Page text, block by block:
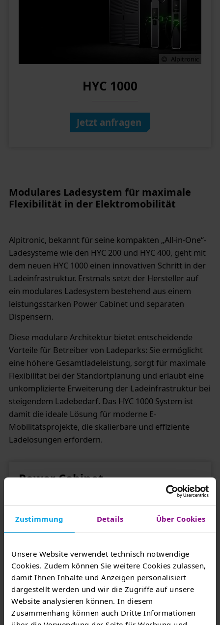
Zustimmung Details Über Cookies
Unsere Website verwendet technisch notwendige
Cookies. Zudem können Sie weitere Cookies zulassen,
damit Ihnen Inhalte und Anzeigen personalisiert
dargestellt werden und wir die Zugriffe auf unsere
Website analysieren können. In diesem
Zusammenhang können auch Dritte Informationen
Alpitronic
HYC 1000
Jetzt anfragen
Modulares Ladesystem für maximale
Flexibilität in der Elektromobilität
Alpitronic, bekannt für seine kompakten „All-in-One“-
Ladesysteme wie den HYC 200 und HYC 400, geht mit
dem neuen HYC 1000 einen innovativen Schritt in der
Ladeinfrastruktur. Erstmals setzt der Hersteller auf
ein modulares Ladesystem bestehend aus einem
leistungsstarken Power Cabinet und separaten
Dispensern.
Diese modulare Architektur bietet entscheidende
Vorteile für Betreiber von Ladeparks: Sie ermöglicht
eine höhere Gesamtladeleistung, sorgt für maximale
Flexibilität bei der Standortplanung und erlaubt eine
unkomplizierte Erweiterung der Ladeinfrastruktur bei
steigendem Ladebedarf. Das HYC 1000 System ist
damit die ideale Lösung für moderne E-
Mobilitätsprojekte, die skalierbare und effiziente
Ladelösungen erfordern.
Power Cabinet